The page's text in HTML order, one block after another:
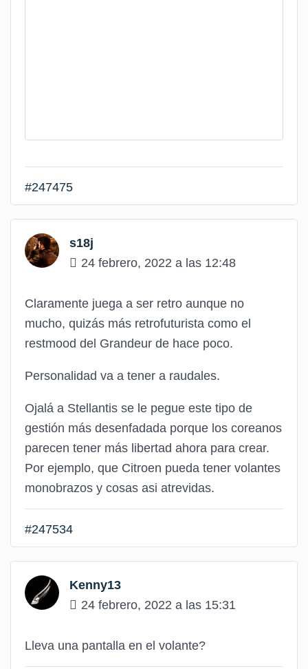
#247475
s18j
24 febrero, 2022 a las 12:48
Claramente juega a ser retro aunque no
mucho, quizás más retrofuturista como el
restmood del Grandeur de hace poco.
Personalidad va a tener a raudales.
Ojalá a Stellantis se le pegue este tipo de
gestión más desenfadada porque los coreanos
parecen tener más libertad ahora para crear.
Por ejemplo, que Citroen pueda tener volantes
monobrazos y cosas asi atrevidas.
#247534
Kenny13
24 febrero, 2022 a las 15:31
Lleva una pantalla en el volante?